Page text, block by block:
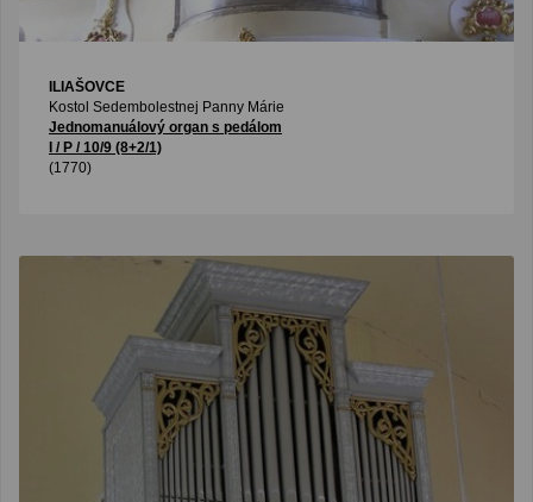
ILIAŠOVCE
Kostol Sedembolestnej Panny Márie
Jednomanuálový organ s pedálom
I / P / 10/9 (8+2/1)
(1770)